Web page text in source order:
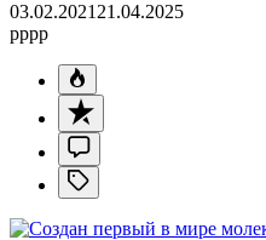
03.02.2021 21.04.2025
pppp